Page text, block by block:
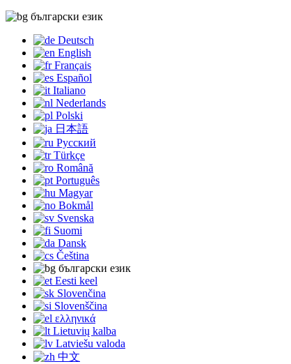
български език
Deutsch
English
Français
Español
Italiano
Nederlands
Polski
日本語
Русский
Türkçe
Română
Português
Magyar
Bokmål
Svenska
Suomi
Dansk
Čeština
български език
Eesti keel
Slovenčina
Slovenščina
ελληνικά
Lietuvių kalba
Latviešu valoda
中文